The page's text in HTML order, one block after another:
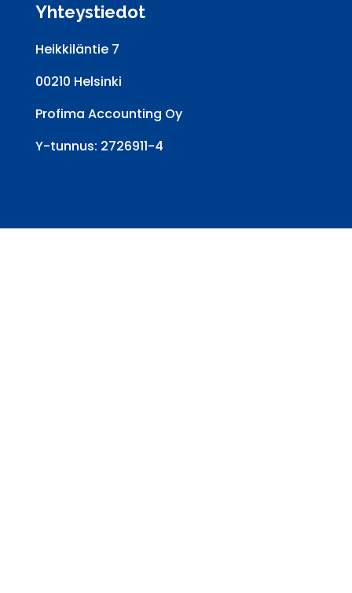
Yhteystiedot
Heikkiläntie 7
00210 Helsinki
Profima Accounting Oy
Y-tunnus: 2726911-4